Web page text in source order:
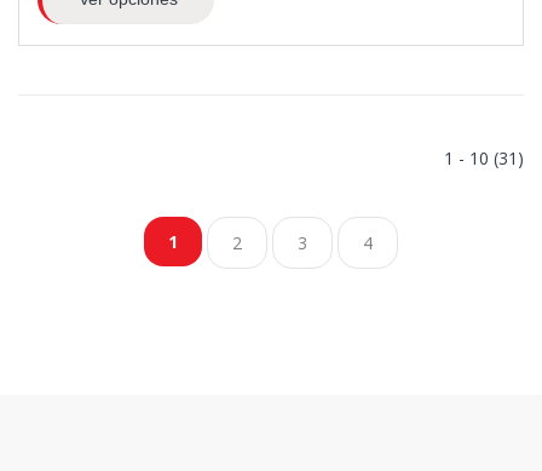
1 - 10 (31)
1 2 3 4